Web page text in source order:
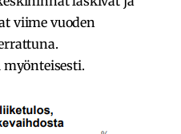
viime vuoden